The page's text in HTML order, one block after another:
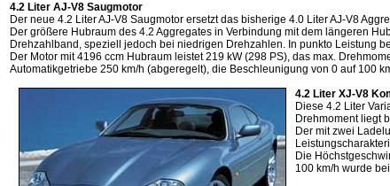
4.2 Liter AJ-V8 Saugmotor
Der neue 4.2 Liter AJ-V8 Saugmotor ersetzt das bisherige 4.0 Liter AJ-V8
Der größere Hubraum des 4.2 Aggregates in Verbindung mit dem längeren
Drehzahlband, speziell jedoch bei niedrigen Drehzahlen. In punkto Leistung
Der Motor mit 4196 ccm Hubraum leistet 219 kW (298 PS), das max.
Automatikgetriebe 250 km/h (abgeregelt), die Beschleunigung von 0 auf 100
4.2 Liter XJ-V8
Diese 4.2 Liter
Drehmoment liegt
Der mit zwei
Die
100 km/h wurde